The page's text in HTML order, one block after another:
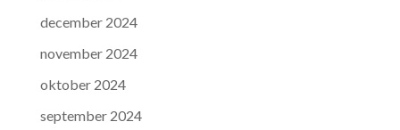
december 2024
november 2024
oktober 2024
september 2024